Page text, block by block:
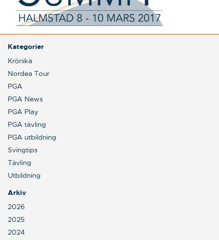
Kategorier
Krönika
Nordea Tour
PGA
PGA News
PGA Play
PGA tävling
PGA utbildning
Svingtips
Tävling
Utbildning
Arkiv
2026
2025
2024